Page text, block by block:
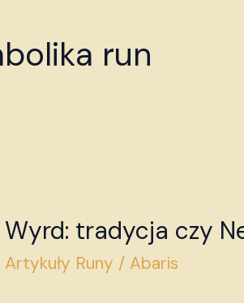
run
Wyrd: tradycja czy
Artykuły Runy /Abaris
Wyrd:
tradycja